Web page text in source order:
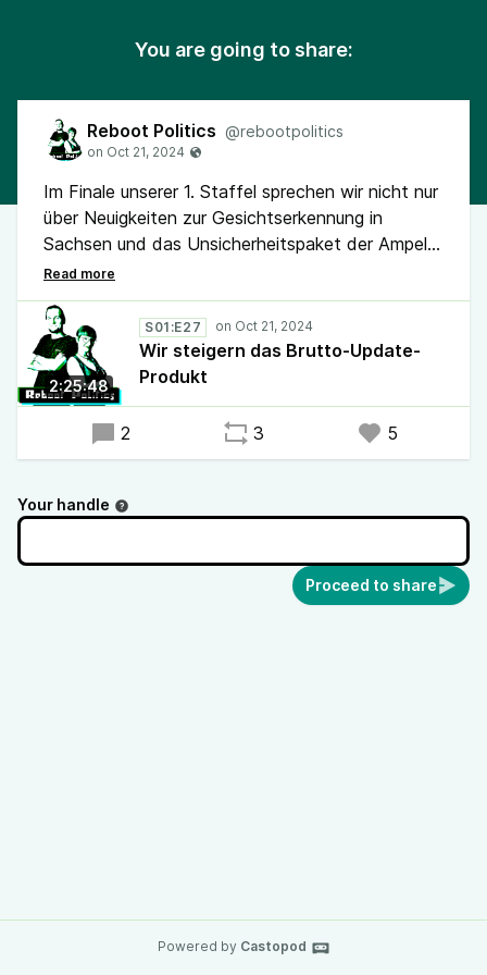
You are going to share:
Reboot Politics @rebootpolitics
Im Finale unserer 1. Staffel sprechen wir nicht nur
über Neuigkeiten zur Gesichtserkennung in
Sachsen und das Unsicherheitspaket der Ampel,
darüber, wie Arne Semsrott mit Frag den Staat
und der GFF für die Pressefreiheit kämpft oder
was Lindner wieder für neue Absurditäten plant,
sondern geben auch ein paar statistische
Einblicke aus dem Maschinenraum von Reboot
Politics.
2:25:48
S01:E27
Wir steigern das Brutto-Update-
Produkt
2 3 5
Your handle
Proceed to share
Powered by Castopod